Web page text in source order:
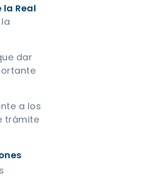
Real
dar
a los
trámite